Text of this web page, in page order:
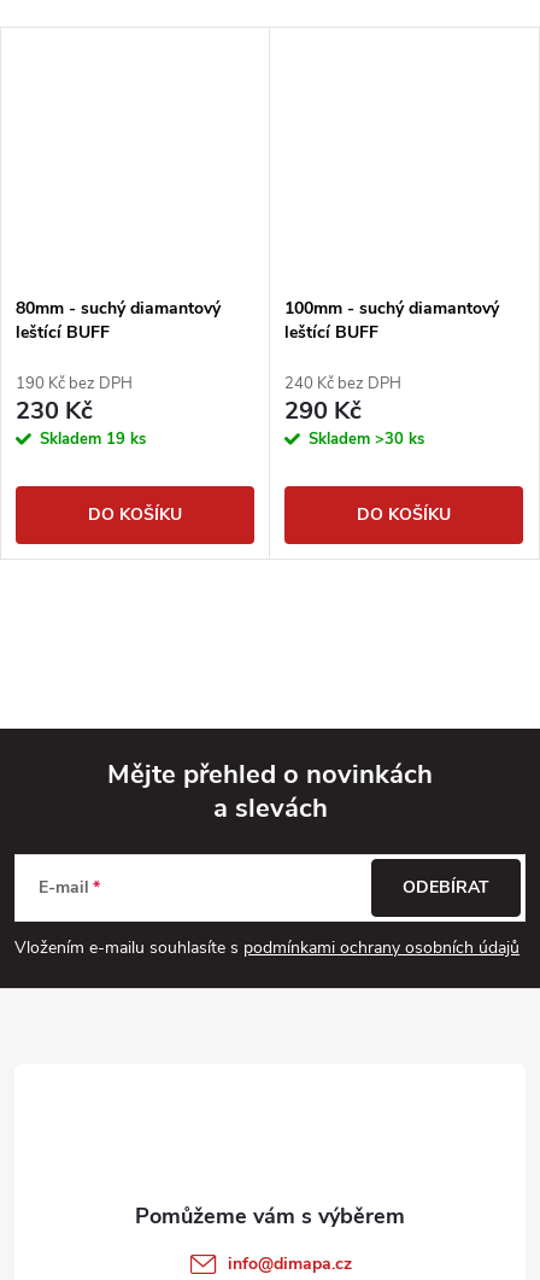
80mm - suchý diamantový
leštící BUFF
190 Kč bez DPH
230 Kč
Skladem 19 ks
DO KOŠÍKU
100mm - suchý diamantový
leštící BUFF
240 Kč bez DPH
290 Kč
Skladem >30 ks
DO KOŠÍKU
p
a
Mějte přehled o novinkách
a slevách
E-mail
Vložením e-mailu souhlasíte s podmínkami ochrany osobních údajů
ODEBÍRAT
info@dimapa.cz